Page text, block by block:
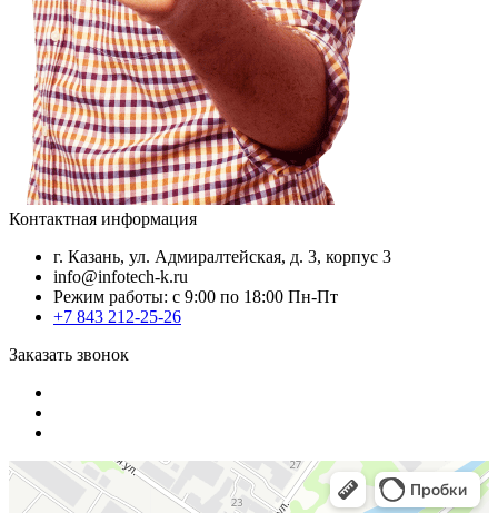
Контактная информация
г. Казань, ул. Адмиралтейская, д. 3, корпус 3
info@infotech-k.ru
Режим работы: с 9:00 по 18:00 Пн-Пт
+7 843 212-25-26
Заказать звонок